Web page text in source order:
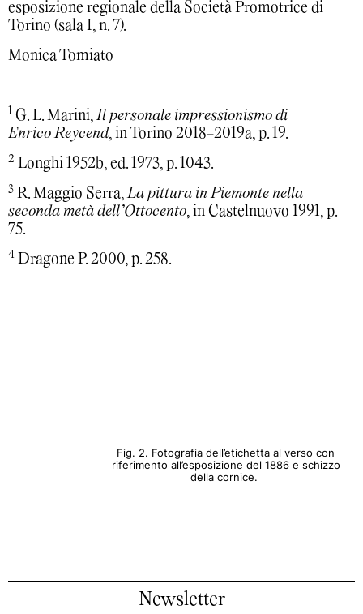
esposizione regionale della Società Promotrice di
Torino (sala I, n. 7).
Monica Tomiato
1 G. L. Marini,Il personale impressionismo di
Enrico Reycend, in Torino 2018-2019a, p. 19.
2 Longhi 1952b, ed. 1973, p. 1043.
3 R. Maggio Serra,La pittura in Piemonte nella
seconda metà dell’Ottocento, in Castelnuovo 1991, p.
75.
4 Dragone P. 2000, p. 258.
Fig. 2. Fotografia dell’etichetta al verso con
riferimento all’esposizione del 1886 e schizzo
della cornice.
Newsletter